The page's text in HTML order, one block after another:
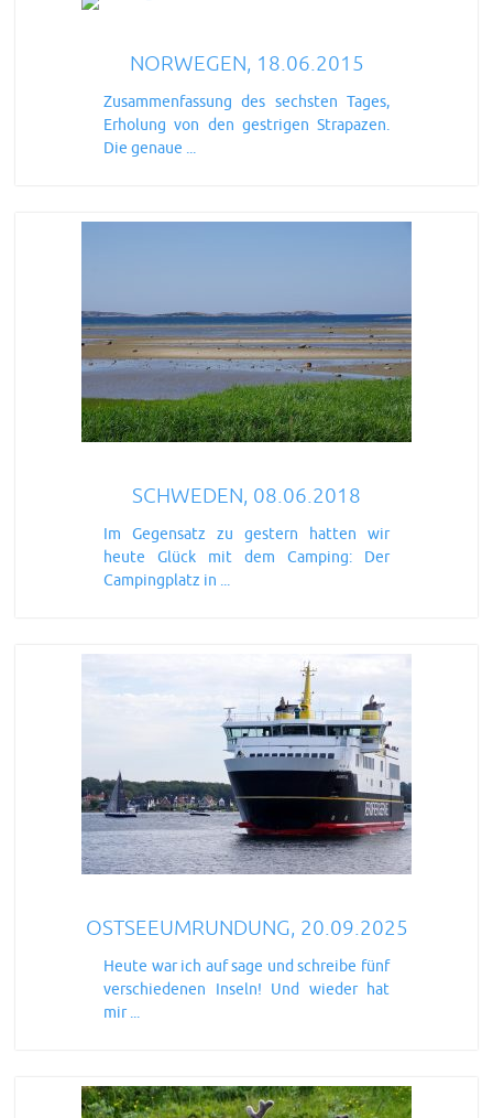
NORWEGEN, 18.06.2015
Zusammenfassung des sechsten Tages,
Erholung von den gestrigen Strapazen.
Die genaue ...
SCHWEDEN, 08.06.2018
Im Gegensatz zu gestern hatten wir
heute Glück mit dem Camping: Der
Campingplatz in ...
OSTSEEUMRUNDUNG, 20.09.2025
Heute war ich auf sage und schreibe fünf
verschiedenen Inseln! Und wieder hat
mir ...